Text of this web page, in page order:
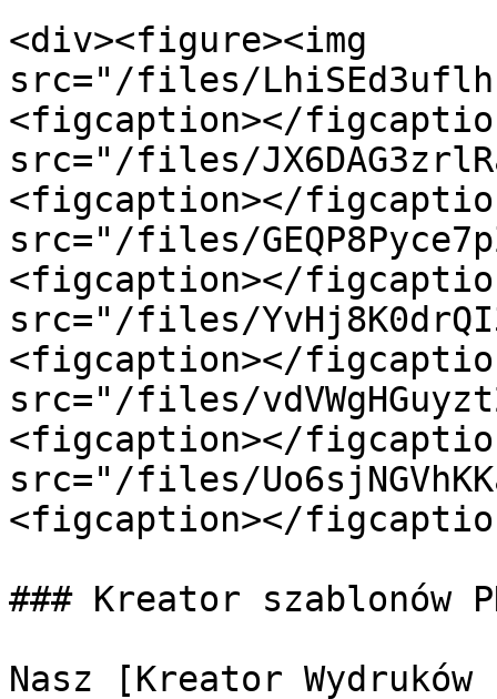
<div><figure><img
src="/files/
<figcaption></
src="/files/
<figcaption></
src="/files/
<figcaption></
src="/files/
<figcaption></
src="/files/
<figcaption></
src="/files/
<figcaption></
### Kreator szablonów
Nasz [Kreator